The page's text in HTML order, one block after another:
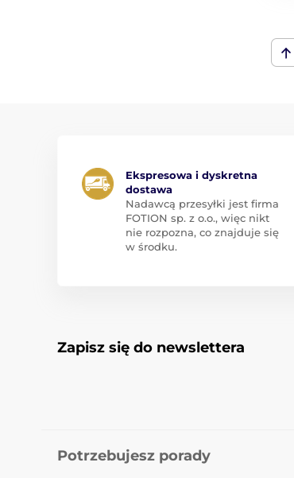
Ekspresowa i dyskretna
dostawa
Nadawcą przesyłki jest firma
FOTION sp. z o.o., więc nikt
nie rozpozna, co znajduje się
w środku.
Zapisz się do newslettera
Potrzebujesz porady